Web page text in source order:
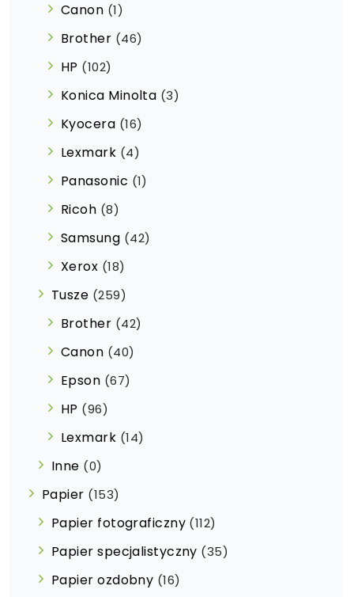
Canon (1)
Brother (46)
HP (102)
Konica Minolta (3)
Kyocera (16)
Lexmark (4)
Panasonic (1)
Ricoh (8)
Samsung (42)
Xerox (18)
Tusze (259)
Brother (42)
Canon (40)
Epson (67)
HP (96)
Lexmark (14)
Inne (0)
Papier (153)
Papier fotograficzny (112)
Papier specjalistyczny (35)
Papier ozdobny (16)